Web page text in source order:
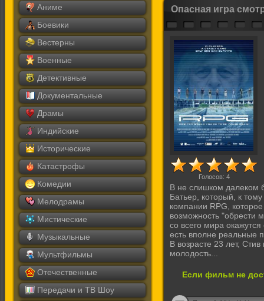
Аниме
Боевики
Вестерны
Военные
Детективные
Документальные
Драмы
Индийские
Исторические
Катастрофы
Комедии
Мелодрамы
Мистические
Музыкальные
Мультфильмы
Отечественные
Передачи и ТВ Шоу
Опасная игра
Голосов: 4
В не слишком далеком
Батьер, который, к
компании RPG,
возможность "обрести
со всего мира
есть вполне реальные
В возрасте 23 лет,
молодость...
Если фильм не